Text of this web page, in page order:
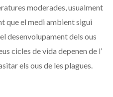
moderades, usualment
que el medi ambient sigui
desenvolupament dels ous
cicles de vida depenen de l’
els ous de les plagues.